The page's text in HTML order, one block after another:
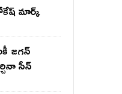
మార్క్
జ‌గ‌న్
సీన్